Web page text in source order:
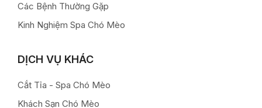
Các Bệnh Thường Gặp
Kinh Nghiệm Spa Chó Mèo
DỊCH VỤ KHÁC
Cắt Tỉa - Spa Chó Mèo
Khách Sạn Chó Mèo